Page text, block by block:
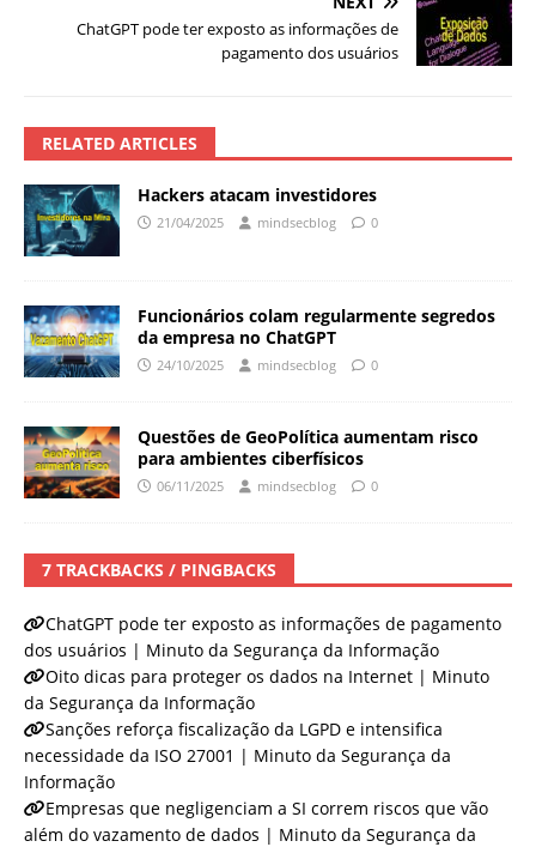
ChatGPT pode ter exposto as informações de
pagamento dos usuários
RELATED ARTICLES
Hackers atacam investidores
21/04/2025 mindsecblog 0
Funcionários colam regularmente segredos
da empresa no ChatGPT
24/10/2025 mindsecblog 0
Questões de GeoPolítica aumentam risco
para ambientes ciberfísicos
06/11/2025 mindsecblog 0
7 TRACKBACKS / PINGBACKS
ChatGPT pode ter exposto as informações de pagamento
dos usuários | Minuto da Segurança da Informação
Oito dicas para proteger os dados na Internet | Minuto
da Segurança da Informação
Sanções reforça fiscalização da LGPD e intensifica
necessidade da ISO 27001 | Minuto da Segurança da
Informação
Empresas que negligenciam a SI correm riscos que vão
além do vazamento de dados | Minuto da Segurança da